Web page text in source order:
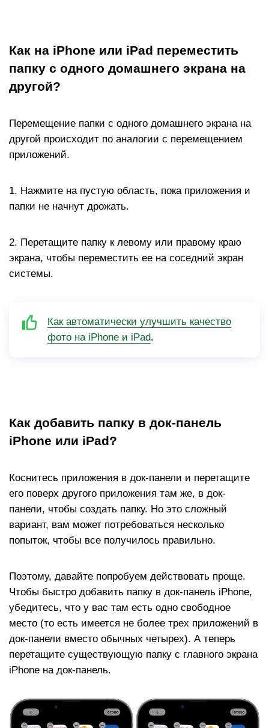
Как на iPhone или iPad переместить
папку с одного домашнего экрана на
другой?
Перемещение папки с одного домашнего экрана на
другой происходит по аналогии с перемещением
приложений.
1. Нажмите на пустую область, пока приложения и
папки не начнут дрожать.
2. Перетащите папку к левому или правому краю
экрана, чтобы переместить ее на соседний экран
системы.
Как автоматически улучшить качество
фото на iPhone и iPad.
Как добавить папку в док-панель ​​​​
iPhone или iPad?
Коснитесь приложения в док-панели и перетащите
его поверх другого приложения там же, в док-
панели, чтобы создать папку. Но это сложный
вариант, вам может потребоваться несколько
попыток, чтобы все получилось правильно.
Поэтому, давайте попробуем действовать проще.
Чтобы быстро добавить папку в док-панель ​​​​iPhone,
убедитесь, что у вас там есть одно свободное
место (то есть имеется не более трех приложений в
док-панели вместо обычных четырех). А теперь
перетащите существующую папку с главного экрана
iPhone на док-панель.